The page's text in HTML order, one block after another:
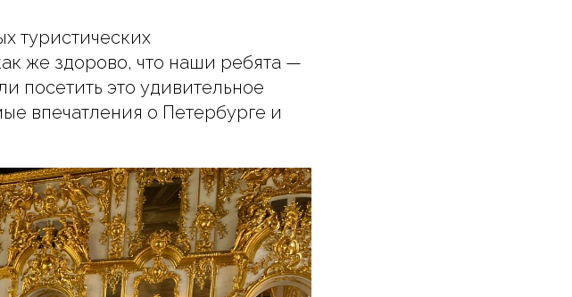
туристических
же здорово, что наши ребята —
посетить это удивительное
впечатления о Петербурге и